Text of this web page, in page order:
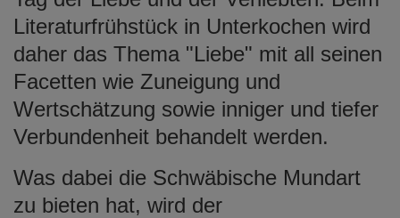
Literaturfrühstück in Unterkochen wird
daher das Thema "Liebe" mit all seinen
Facetten wie Zuneigung und
Wertschätzung sowie inniger und tiefer
Verbundenheit behandelt werden.
Was dabei die Schwäbische Mundart
zu bieten hat, wird der